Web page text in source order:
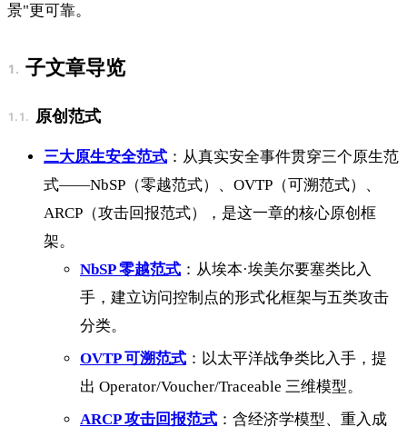
景"更可靠。
子文章导览
原创范式
三大原生安全范式 ：从真实安全事件贯穿三个原生范
式——NbSP（零越范式）、OVTP（可溯范式）、
ARCP（攻击回报范式），是这一章的核心原创框
架。
NbSP 零越范式 ：从埃本·埃美尔要塞类比入
手，建立访问控制点的形式化框架与五类攻击
分类。
OVTP 可溯范式 ：以太平洋战争类比入手，提
出 Operator/Voucher/Traceable 三维模型。
ARCP 攻击回报范式 ：含经济学模型、重入成